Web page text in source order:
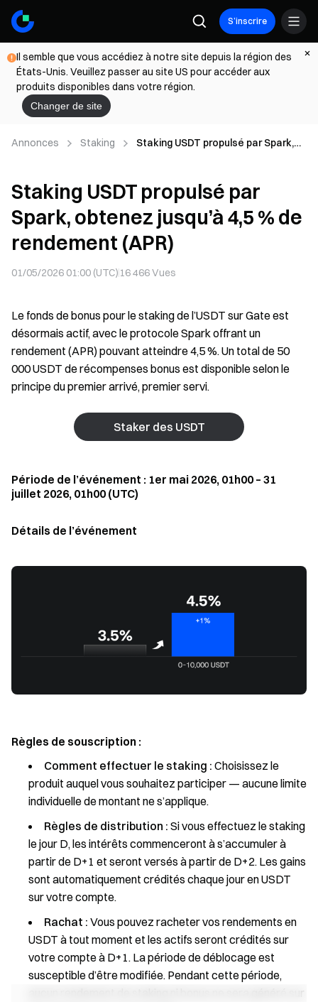
S’inscrire
Il semble que vous accédiez à notre site depuis la région des
États-Unis. Veuillez passer au site US pour accéder aux
produits disponibles dans votre région.
Changer de site
Annonces Staking
Staking USDT propulsé par Spark,
Staking USDT propulsé par
Spark, obtenez jusqu’à 4,5 % de
rendement (APR)
01/05/2026 01:00 (UTC) 16 466Vues
Le fonds de bonus pour le staking de l’USDT sur Gate est
désormais actif, avec le protocole Spark offrant un
rendement (APR) pouvant atteindre 4,5 %. Un total de 50
000 USDT de récompenses bonus est disponible selon le
principe du premier arrivé, premier servi.
Staker des USDT
Période de l’événement : 1er mai 2026, 01h00 – 31
juillet 2026, 01h00 (UTC)
Détails de l’événement
Règles de souscription :
Comment effectuer le staking : Choisissez le
produit auquel vous souhaitez participer — aucune limite
individuelle de montant ne s’applique.
Règles de distribution : Si vous effectuez le staking
le jour D, les intérêts commenceront à s’accumuler à
partir de D+1 et seront versés à partir de D+2. Les gains
sont automatiquement crédités chaque jour en USDT
sur votre compte.
Rachat : Vous pouvez racheter vos rendements en
USDT à tout moment et les actifs seront crédités sur
votre compte à D+1. La période de déblocage est
susceptible d’être modifiée. Pendant cette période,
aucun rendement de staking ni bonus ne sera généré sur